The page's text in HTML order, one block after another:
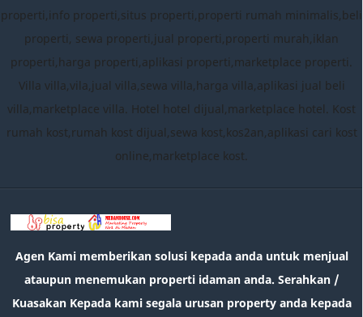
properti,info properti,situs properti,properti rumah minimalis,beli
properti, sewa properti,jual properti,properti murah,iklan
properti,harga properti,aplikasi properti,marketplace properti.
Villa villa,vila,jual villa,sewa villa,harga villa,aplikasi jual beli
villa,marketplace villa. Hotel hotel dijual,marketplace hotel. Kost
rumah kost,rumah kost dijual,sewa kost,kos2an,aplikasi cari kost
online,marketplace kost.
Agen Kami memberikan solusi kepada anda untuk menjual
ataupun menemukan properti idaman anda. Serahkan /
Kuasakan Kepada kami segala urusan property anda kepada